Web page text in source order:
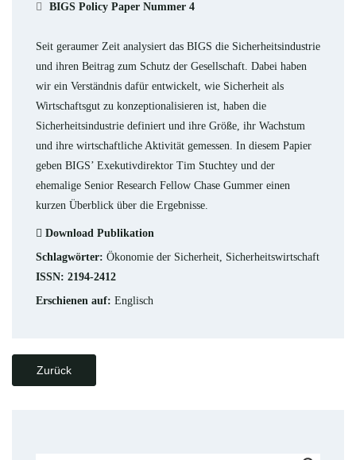
BIGS Policy Paper Nummer 4
Seit geraumer Zeit analysiert das BIGS die Sicherheitsindustrie
und ihren Beitrag zum Schutz der Gesellschaft. Dabei haben
wir ein Verständnis dafür entwickelt, wie Sicherheit als
Wirtschaftsgut zu konzeptionalisieren ist, haben die
Sicherheitsindustrie definiert und ihre Größe, ihr Wachstum
und ihre wirtschaftliche Aktivität gemessen. In diesem Papier
geben BIGS’ Exekutivdirektor Tim Stuchtey und der
ehemalige Senior Research Fellow Chase Gummer einen
kurzen Überblick über die Ergebnisse.
Download Publikation
Schlagwörter: Ökonomie der Sicherheit, Sicherheitswirtschaft
ISSN: 2194-2412
Erschienen auf: Englisch
Zurück